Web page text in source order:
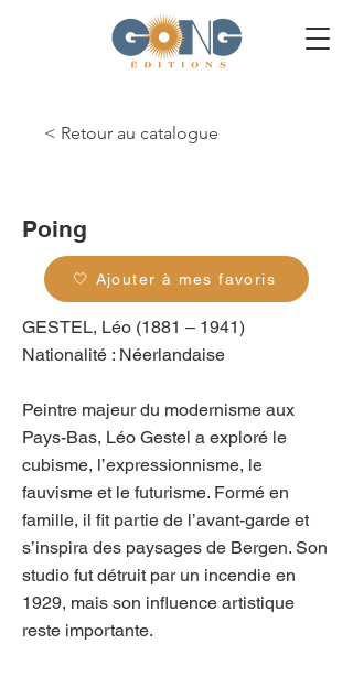
< Retour au catalogue
Poing
🤍 Ajouter à mes favoris
GESTEL, Léo (1881 – 1941)
Nationalité : Néerlandaise
Peintre majeur du modernisme aux
Pays-Bas, Léo Gestel a exploré le
cubisme, l’expressionnisme, le
fauvisme et le futurisme. Formé en
famille, il fit partie de l’avant-garde et
s’inspira des paysages de Bergen. Son
studio fut détruit par un incendie en
1929, mais son influence artistique
reste importante.